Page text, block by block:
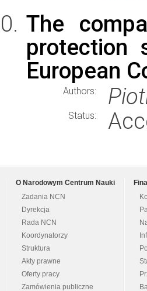
The
protection
European
Authors:
Status:
O Narodowym Centrum Nauki
Zadania NCN
Dyrekcja
Rada NCN
Koordynatorzy
Struktura
Akty prawne
Oferty pracy
Zamówienia publiczne